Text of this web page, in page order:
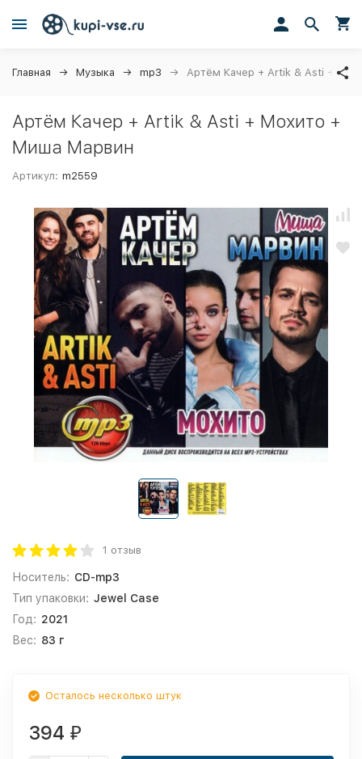
Главная Музыка mp3 Артём Качер + Artik & Asti +
Артём Качер + Artik & Asti + Мохито +
Миша Марвин
Артикул: m2559
1 отзыв
Носитель: CD-mp3
Тип упаковки: Jewel Case
Год: 2021
Вес: 83 г
Осталось несколько штук
394 ₽